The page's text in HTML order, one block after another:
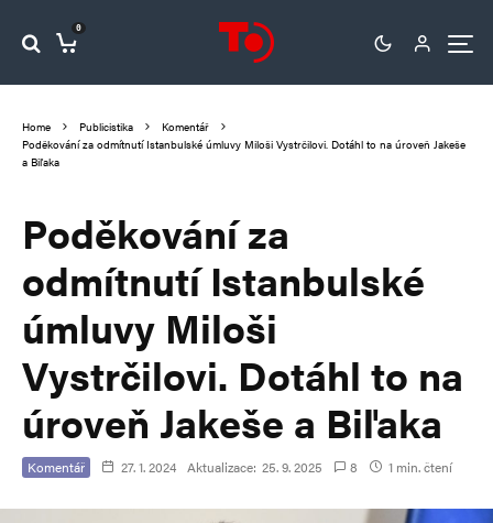
0
Home Publicistika
Komentář
Poděkování za odmítnutí Istanbulské úmluvy Miloši Vystrčilovi. Dotáhl to na úroveň Jakeše
a Biľaka
Poděkování za
odmítnutí Istanbulské
úmluvy Miloši
Vystrčilovi. Dotáhl to na
úroveň Jakeše a Biľaka
Komentář 27. 1. 2024 Aktualizace: 25. 9. 2025 8 1 min. čtení